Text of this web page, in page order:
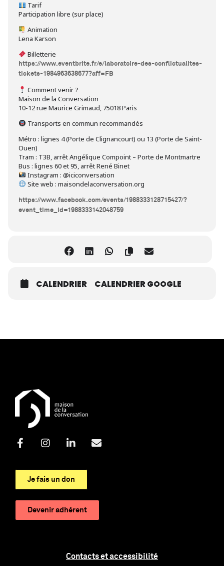
Tarif
Participation libre (sur place)
Animation
Lena Karson
Billetterie
https://www.eventbrite.fr/e/laboratoire-des-conflictualites-
tickets-1984963638677?aff=FB
Comment venir ?
Maison de la Conversation
10-12 rue Maurice Grimaud, 75018 Paris
Transports en commun recommandés
Métro : lignes 4 (Porte de Clignancourt) ou 13 (Porte de Saint-
Ouen)
Tram : T3B, arrêt Angélique Compoint – Porte de Montmartre
Bus : lignes 60 et 95, arrêt René Binet
Instagram : @iciconversation
Site web : maisondelaconversation.org
https://www.facebook.com/events/1988333128715427/?
event_time_id=1988333142048759
CALENDRIER CALENDRIER GOOGLE
Je fais un don
Devenir adhérent
Contacts et accessibilité